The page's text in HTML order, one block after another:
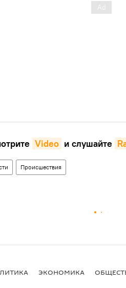
Video и слушайте
Происшествия
ЭКОНОМИКА